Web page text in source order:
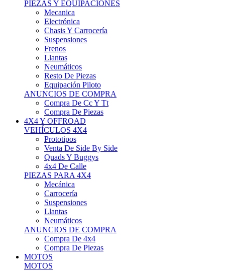
Electrónica
Chasis Y Carrocería
Suspensiones
Frenos
Llantas
Neumáticos
Resto De Piezas
Equipación Piloto
ANUNCIOS DE COMPRA
Compra De Cc Y Tt
Compra De Piezas
4X4 Y OFFROAD
VEHÍCULOS 4X4
Prototipos
Venta De Side By Side
Quads Y Buggys
4x4 De Calle
PIEZAS PARA 4X4
Mecánica
Carrocería
Suspensiones
Llantas
Neumáticos
ANUNCIOS DE COMPRA
Compra De 4x4
Compra De Piezas
MOTOS
MOTOS
Motos De Circuito